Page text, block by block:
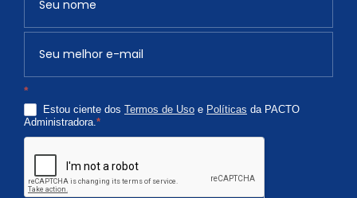
*
Estou ciente dos Termos de Uso e Políticas da PACTO
Administradora.*
v
ê
a